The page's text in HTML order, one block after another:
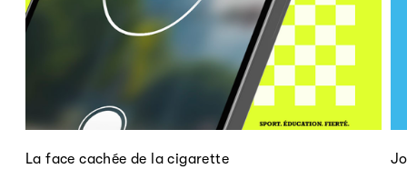
La face cachée de la cigarette